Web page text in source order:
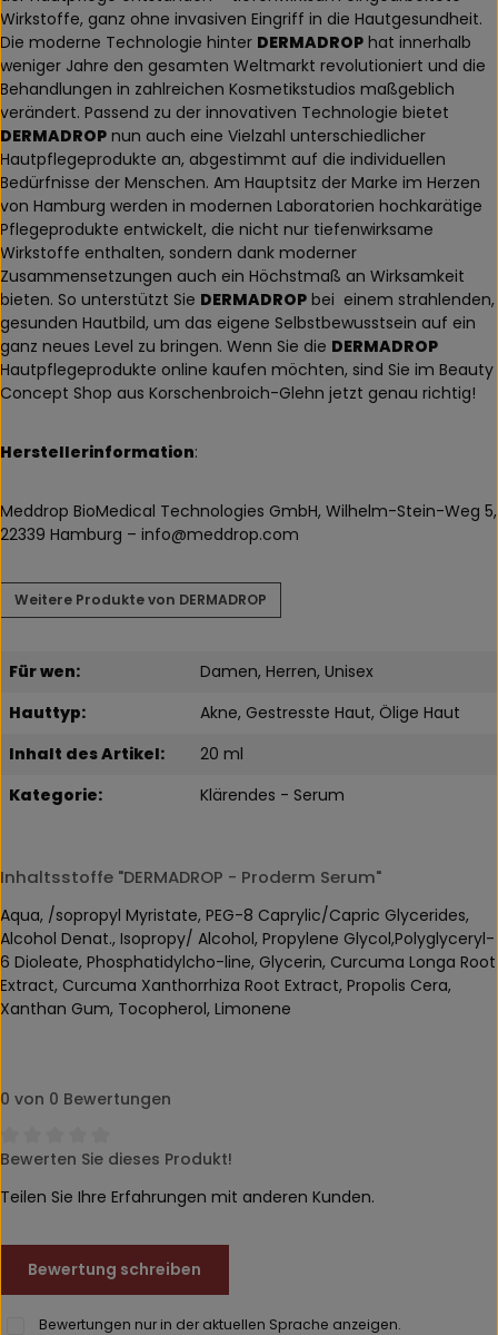
Wirkstoffe, ganz ohne invasiven Eingriff in die Hautgesundheit.
Die moderne Technologie hinter DERMADROP hat innerhalb
weniger Jahre den gesamten Weltmarkt revolutioniert und die
Behandlungen in zahlreichen Kosmetikstudios maßgeblich
verändert. Passend zu der innovativen Technologie bietet
DERMADROP nun auch eine Vielzahl unterschiedlicher
Hautpflegeprodukte an, abgestimmt auf die individuellen
Bedürfnisse der Menschen. Am Hauptsitz der Marke im Herzen
von Hamburg werden in modernen Laboratorien hochkarätige
Pflegeprodukte entwickelt, die nicht nur tiefenwirksame
Wirkstoffe enthalten, sondern dank moderner
Zusammensetzungen auch ein Höchstmaß an Wirksamkeit
bieten. So unterstützt Sie DERMADROP bei einem strahlenden,
gesunden Hautbild, um das eigene Selbstbewusstsein auf ein
ganz neues Level zu bringen. Wenn Sie die DERMADROP
Hautpflegeprodukte online kaufen möchten, sind Sie im Beauty
Concept Shop aus Korschenbroich-Glehn jetzt genau richtig!
Herstellerinformation:
Meddrop BioMedical Technologies GmbH, Wilhelm-Stein-Weg 5,
22339 Hamburg – info@meddrop.com
Weitere Produkte von DERMADROP
Für wen:
Damen, Herren, Unisex
Hauttyp:
Akne, Gestresste Haut, Ölige Haut
Inhalt des Artikel:
20 ml
Kategorie:
Klärendes - Serum
Inhaltsstoffe "DERMADROP - Proderm Serum"
Aqua, /sopropyl Myristate, PEG-8 Caprylic/Capric Glycerides,
Alcohol Denat., Isopropy/ Alcohol, Propylene Glycol,Polyglyceryl-
6 Dioleate, Phosphatidylcho-line, Glycerin, Curcuma Longa Root
Extract, Curcuma Xanthorrhiza Root Extract, Propolis Cera,
Xanthan Gum, Tocopherol, Limonene
0 von 0 Bewertungen
Durchschnittliche Bewertung von 0 von 5 Sternen
Bewerten Sie dieses Produkt!
Teilen Sie Ihre Erfahrungen mit anderen Kunden.
Bewertung schreiben
Bewertungen nur in der aktuellen Sprache anzeigen.